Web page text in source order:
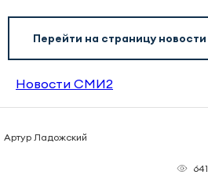
Перейти на страницу новости
Новости СМИ2
Артур Ладожский
641